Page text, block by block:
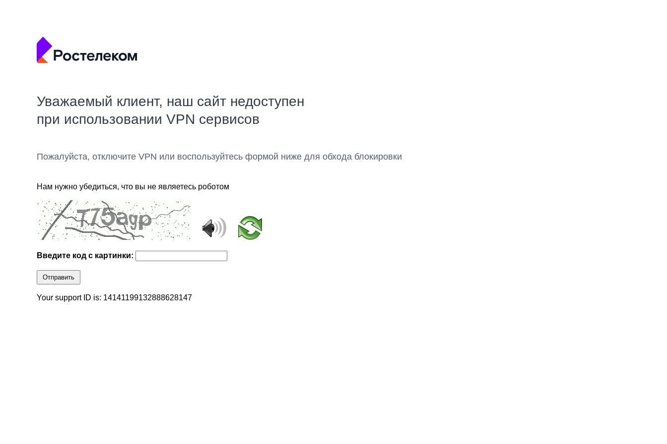
Уважаемый клиент, наш сайт недоступен
при использовании VPN сервисов
Пожалуйста, отключите VPN или воспользуйтесь формой ниже для обхода блокировки
Нам нужно убедиться, что вы не являетесь роботом
Введите код с картинки:
Отправить
Your support ID is: 14141199132888628147